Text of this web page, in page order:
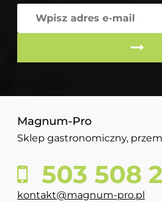
Magnum-Pro
Sklep gastronomiczny,
503 508
kontakt@magnum-pro.pl